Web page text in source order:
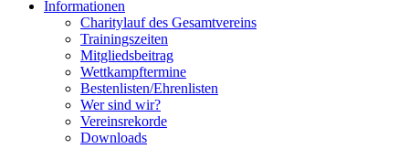
Informationen
Charitylauf des Gesamtvereins
Trainingszeiten
Mitgliedsbeitrag
Wettkampftermine
Bestenlisten/Ehrenlisten
Wer sind wir?
Vereinsrekorde
Downloads